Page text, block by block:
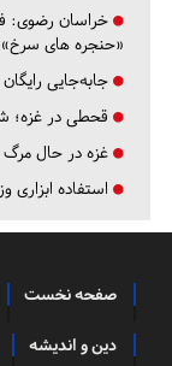
خراسان رضوی:
«حنجره های سرخ»
جابه‌جایی
قحطی در غزه؛
غزه در حال
استفاده
صفحه نخست
دین و اندیشه